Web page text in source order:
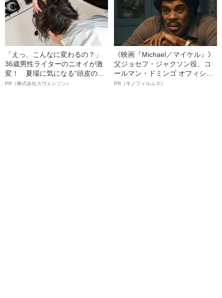
「えっ、こんなに変わるの？」
36歳男性ライターのニオイが激
変！ 夏場に気になる“頭皮のニ
オイ”や“ベタつき”を解消す
PR（株式会社スヴェンソン）
《映画『Michael／マイケル』》
父ジョセフ・ジャクソン役、コ
ールマン・ドミンゴ オフィシャ
ルインタビュー“観客を魅了した
PR（キノフィルムズ）